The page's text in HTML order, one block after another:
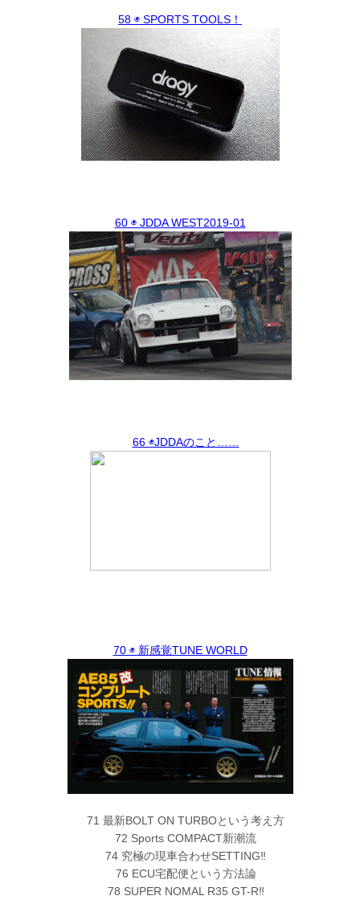
58 ◉ SPORTS TOOLS！
60 ◉ JDDA WEST2019-01
66 ◉JDDAのこと……
70 ◉ 新感覚TUNE WORLD
71 最新BOLT ON TURBOという考え方
72 Sports COMPACT新潮流
74 究極の現車合わせSETTING‼︎
76 ECU宅配便という方法論
78 SUPER NOMAL R35 GT-R‼︎